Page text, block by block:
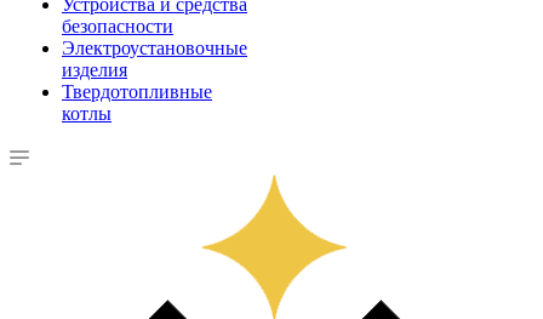
Устройства и средства
безопасности
Электроустановочные
изделия
Твердотопливные
котлы